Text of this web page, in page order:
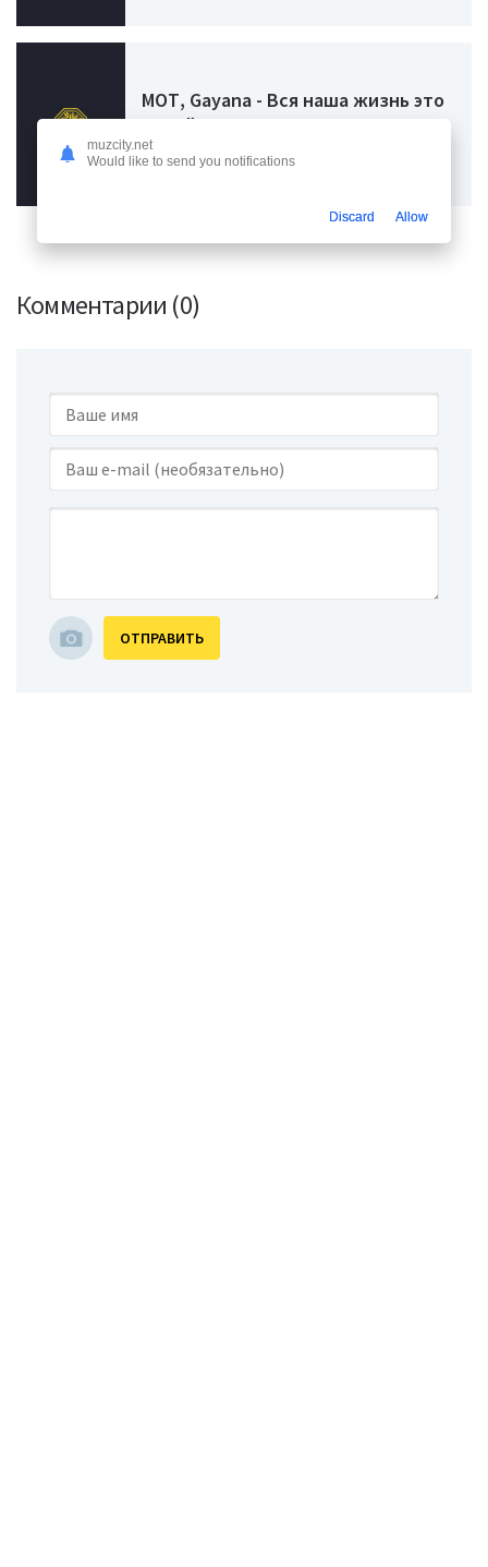
МОТ, Gayana - Вся наша жизнь это
дикий мем
Узбекские и казахские песни, 07.06.24
Комментарии (0)
ОТПРАВИТЬ
muzcity.net
Would like to send you notifications
Discard Allow